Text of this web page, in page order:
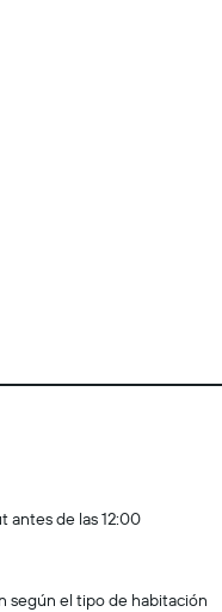
antes de las 12:00
según el tipo de habitación